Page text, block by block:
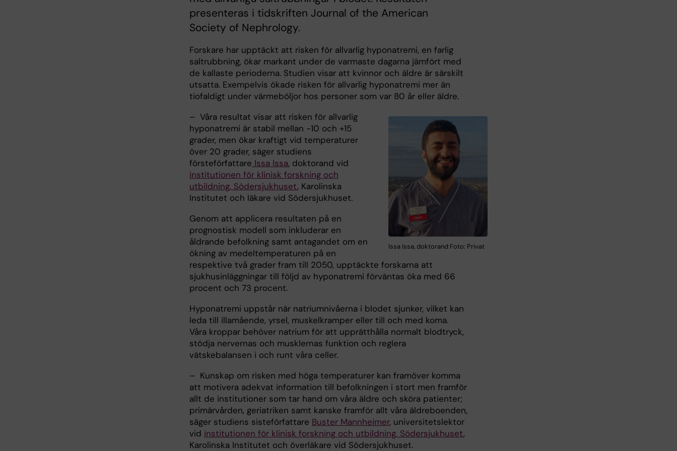
presenteras i tidskriften Journal of the American
Society of Nephrology.
Forskare har upptäckt att risken för allvarlig hyponatremi, en farlig
saltrubbning, ökar markant under de varmaste dagarna jämfört med
de kallaste perioderna. Studien visar att kvinnor och äldre är särskilt
utsatta. Exempelvis ökade risken för allvarlig hyponatremi mer än
tiofaldigt under värmeböljor hos personer som var 80 år eller äldre.
Issa Issa, doktorand Foto: Privat
– Våra resultat visar att risken för allvarlig
hyponatremi är stabil mellan -10 och +15
grader, men ökar kraftigt vid temperaturer
över 20 grader, säger studiens
försteförfattare Issa Issa, doktorand vid
institutionen för klinisk forskning och
utbildning, Södersjukhuset, Karolinska
Institutet och läkare vid Södersjukhuset.
Genom att applicera resultaten på en
prognostisk modell som inkluderar en
åldrande befolkning samt antagandet om en
ökning av medeltemperaturen på en
respektive två grader fram till 2050, upptäckte forskarna att
sjukhusinläggningar till följd av hyponatremi förväntas öka med 66
procent och 73 procent.
Hyponatremi uppstår när natriumnivåerna i blodet sjunker, vilket kan
leda till illamående, yrsel, muskelkramper eller till och med koma.
Våra kroppar behöver natrium för att upprätthålla normalt blodtryck,
stödja nervernas och musklernas funktion och reglera
vätskebalansen i och runt våra celler.
– Kunskap om risken med höga temperaturer kan framöver komma
att motivera adekvat information till befolkningen i stort men framför
allt de institutioner som tar hand om våra äldre och sköra patienter;
primärvården, geriatriken samt kanske framför allt våra äldreboenden,
säger studiens sisteförfattare Buster Mannheimer, universitetslektor
vid institutionen för klinisk forskning och utbildning, Södersjukhuset,
Karolinska Institutet och överläkare vid Södersjukhuset.